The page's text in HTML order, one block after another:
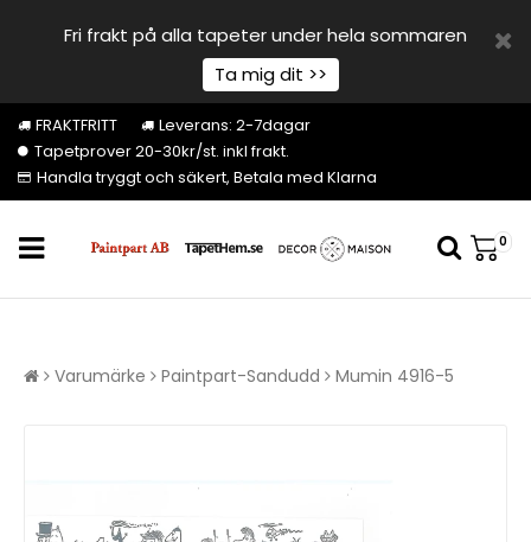
Fri frakt på alla tapeter under hela sommaren
Ta mig dit >>
FRAKTFRITT
Leverans: 2-7dagar
Tapetprover 20-30kr/st. inkl frakt.
Handla tryggt och säkert, Betala med Klarna
0
Varumärke Paintpart-Sandudd Mumin 4916-5